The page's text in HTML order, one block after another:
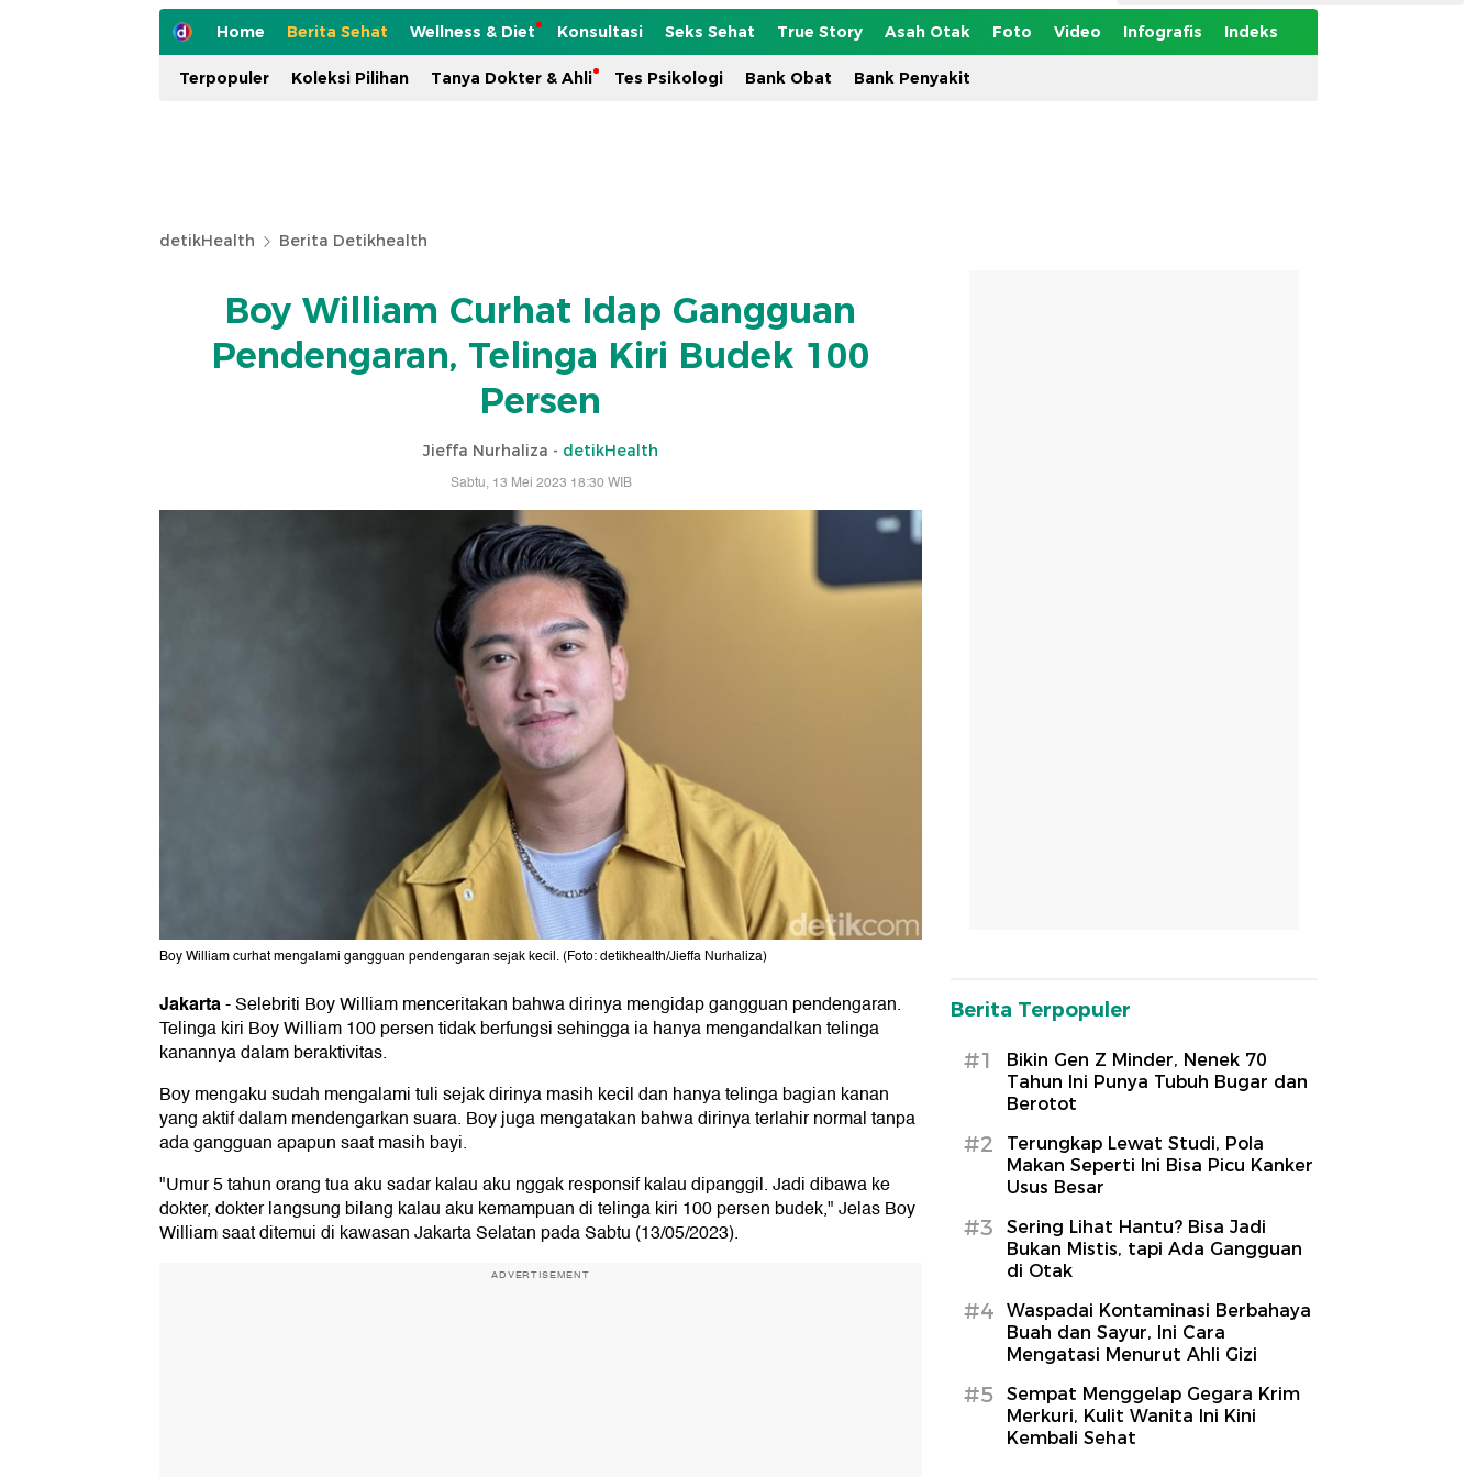
Home Berita Sehat Wellness & Diet Konsultasi Seks Sehat True Story Asah Otak Foto Video Infografis Indeks
Terpopuler Koleksi Pilihan Tanya Dokter & Ahli Tes Psikologi Bank Obat Bank Penyakit
detikHealth Berita Detikhealth
Boy William Curhat Idap Gangguan
Pendengaran, Telinga Kiri Budek 100
Persen
Jieffa Nurhaliza - detikHealth
Sabtu, 13 Mei 2023 18:30 WIB
Boy William curhat mengalami gangguan pendengaran sejak kecil. (Foto: detikhealth/Jieffa Nurhaliza)
Jakarta-Selebriti Boy William menceritakan bahwa dirinya mengidap gangguan pendengaran.
Telinga kiri Boy William 100 persen tidak berfungsi sehingga ia hanya mengandalkan telinga
kanannya dalam beraktivitas.
Boy mengaku sudah mengalami tuli sejak dirinya masih kecil dan hanya telinga bagian kanan
yang aktif dalam mendengarkan suara. Boy juga mengatakan bahwa dirinya terlahir normal tanpa
ada gangguan apapun saat masih bayi.
"Umur 5 tahun orang tua aku sadar kalau aku nggak responsif kalau dipanggil. Jadi dibawa ke
dokter, dokter langsung bilang kalau aku kemampuan di telinga kiri 100 persen budek," Jelas Boy
William saat ditemui di kawasan Jakarta Selatan pada Sabtu (13/05/2023).
ADVERTISEMENT
Berita Terpopuler
#1
Bikin Gen Z Minder, Nenek 70
Tahun Ini Punya Tubuh Bugar dan
Berotot
#2
Terungkap Lewat Studi, Pola
Makan Seperti Ini Bisa Picu Kanker
Usus Besar
#3
Sering Lihat Hantu? Bisa Jadi
Bukan Mistis, tapi Ada Gangguan
di Otak
#4
Waspadai Kontaminasi Berbahaya
Buah dan Sayur, Ini Cara
Mengatasi Menurut Ahli Gizi
#5
Sempat Menggelap Gegara Krim
Merkuri, Kulit Wanita Ini Kini
Kembali Sehat